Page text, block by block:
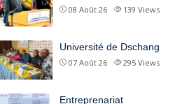
08 Août 26 139 Views
Université de Dschang
07 Août 26 295 Views
Entreprenariat